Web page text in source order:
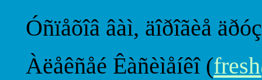
Óñïåõîâ âàì, äîðîãèå
Àëåêñåé Êàñèìåíêî (